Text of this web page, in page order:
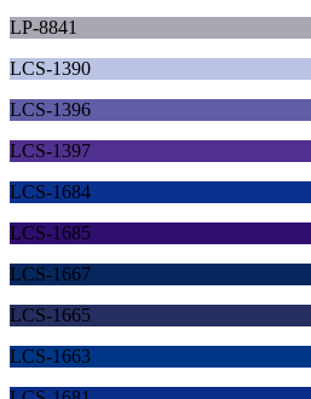
LP-8841
LCS-1390
LCS-1396
LCS-1397
LCS-1684
LCS-1685
LCS-1667
LCS-1665
LCS-1663